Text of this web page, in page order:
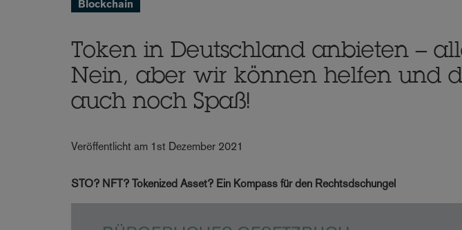
Blockchain
Token in Deutschland anbieten –
Nein, aber wir können helfen und
auch noch Spaß!
Veröffentlicht am 1st Dezember 2021
STO? NFT? Tokenized Asset? Ein Kompass für den Rechtsdschungel